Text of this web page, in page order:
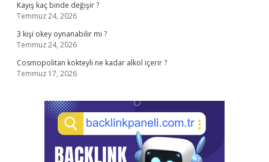
Kayış kaç binde değişir ?
Temmuz 24, 2026
3 kişi okey oynanabilir mi ?
Temmuz 24, 2026
Cosmopolitan kokteyli ne kadar alkol içerir ?
Temmuz 17, 2026